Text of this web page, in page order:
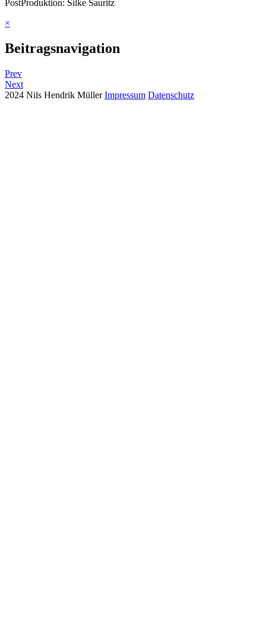
PostProduktion: Silke Sauritz
×
Beitragsnavigation
Prev
Next
2024 Nils Hendrik Müller Impressum Datenschutz